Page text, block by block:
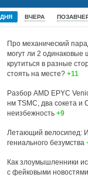
ВЧЕРА
Про механический
могут ли 2 одинаковые
крутиться в разные
стоять на месте? +11
Разбор AMD EPYC
нм TSMC, два сокета и
неизбежность +9
Летающий велосипед:
гениального безумства
Как злоумышленники
с фейковыми новостями